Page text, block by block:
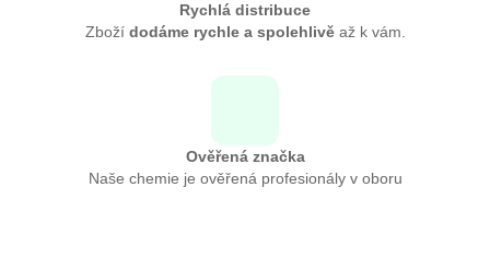
Rychlá distribuce
Zboží dodáme rychle a spolehlivěaž k vám.
Ověřená značka
Naše chemie je ověřená profesionály v oboru